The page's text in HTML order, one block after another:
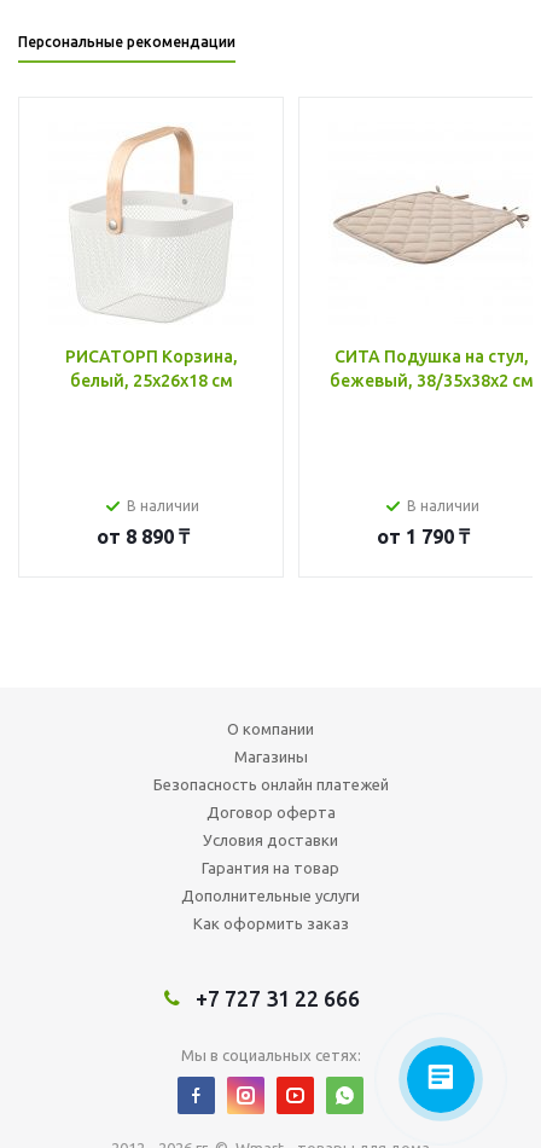
Персональные рекомендации
РИСАТОРП Корзина,
белый, 25x26x18 см
В наличии
от 8 890 ₸
СИТА Подушка на стул,
бежевый, 38/35x38x2 см
В наличии
от 1 790 ₸
О компании
Магазины
Безопасность онлайн платежей
Договор оферта
Условия доставки
Гарантия на товар
Дополнительные услуги
Как оформить заказ
+7 727 31 22 666
Мы в социальных сетях: